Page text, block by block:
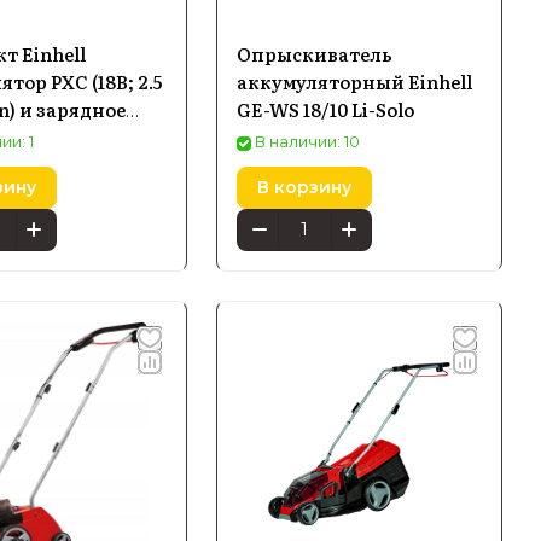
каталог с гарантией магазина и
Einhell
PXC (18В; 2.5
и зарядное
4512097
1
Опрыскиватель
аккумуляторный Einhell
GE-WS 18/10 Li-Solo
В наличии: 10
В корзину